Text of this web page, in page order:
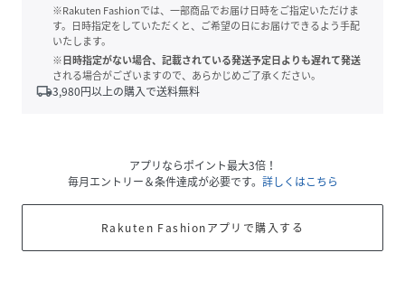
※Rakuten Fashionでは、一部商品でお届け日時をご指定いただけま
す。日時指定をしていただくと、ご希望の日にお届けできるよう手配
いたします。
※日時指定がない場合、記載されている発送予定日よりも遅れて発送
される場合がございますので、あらかじめご了承ください。
local_shipping3,980円以上の購入で送料無料
アプリならポイント最大3倍！
毎月エントリー＆条件達成が必要です。 詳しくはこちら
Rakuten Fashionアプリで購入する